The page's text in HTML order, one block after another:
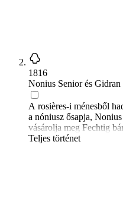
1816
Nonius Senior és Gidran
A rosières-i ménesből
a nóniusz ősapja,
vásárolja meg Fechtig
gidrán fajta alapítóját.
Teljes történet